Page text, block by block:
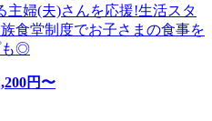
主婦(夫)さんを応援!生活スタ
食堂制度でお子さまの食事を
も◎
円〜